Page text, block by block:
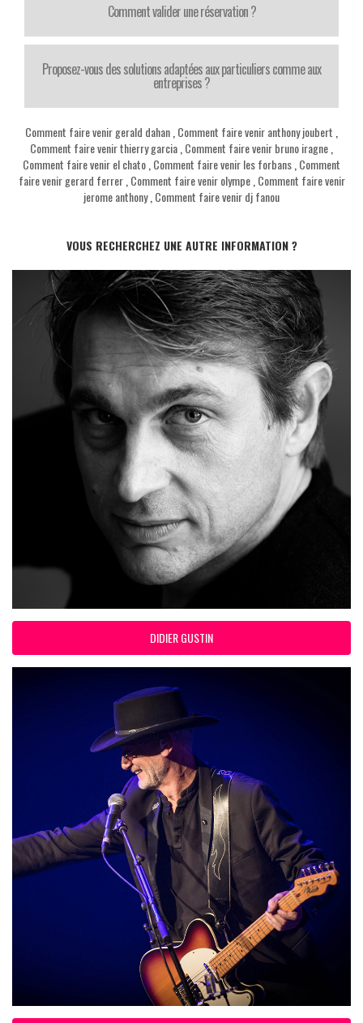
Comment valider une réservation ?
Proposez-vous des solutions adaptées aux particuliers comme aux
entreprises ?
Comment faire venir gerald dahan Comment faire venir anthony joubert
Comment faire venir thierry garcia Comment faire venir bruno iragne
Comment faire venir el chato Comment faire venir les forbans Comment
faire venir gerard ferrer, Comment faire venir olympe, Comment faire venir
jerome anthony, Comment faire venir dj fanou
VOUS RECHERCHEZ UNE AUTRE INFORMATION ?
DIDIER GUSTIN